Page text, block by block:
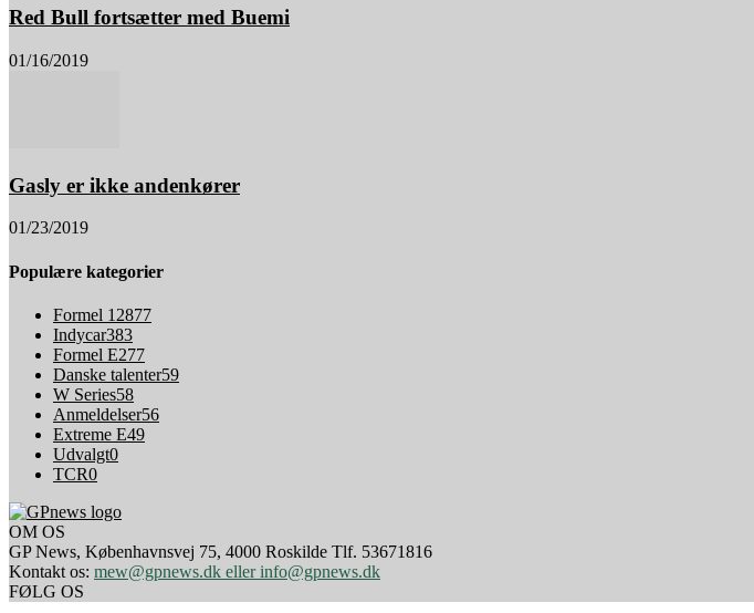
Red Bull fortsætter med Buemi
01/16/2019
Gasly er ikke andenkører
01/23/2019
Populære kategorier
Formel 1 2877
Indycar383
Formel E277
Danske talenter59
W Series58
Anmeldelser56
Extreme E49
Udvalgt0
TCR0
OM OS
GP News, Københavnsvej 75, 4000 Roskilde Tlf. 53671816
Kontakt os: mew@gpnews.dk eller info@gpnews.dk
FØLG OS